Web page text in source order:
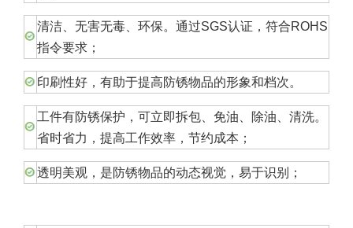
清洁、无害无毒、环保。通过SGS认证，符合ROHS
指令要求；
印刷性好，有助于提高防锈物品的形象和档次。
工件有防锈保护，可立即拆包、免油、除油、清洗。
省时省力，提高工作效率，节约成本；
透明美观，是防锈物品的动态视觉，易于识别；